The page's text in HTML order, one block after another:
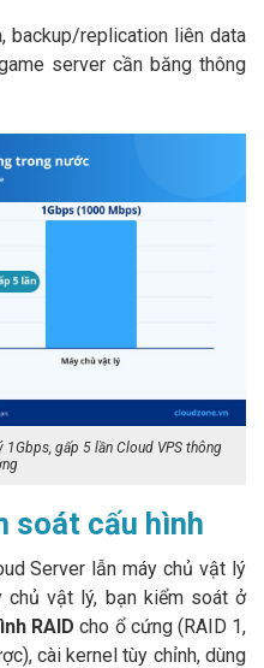
backup/replication liên data
server cần băng thông
gấp 5 lần Cloud VPS thông
soát cấu hình
Server lẫn máy chủ vật lý
chủ vật lý, bạn kiểm soát ở
RAID cho ổ cứng (RAID 1,
cài kernel tùy chỉnh, dùng